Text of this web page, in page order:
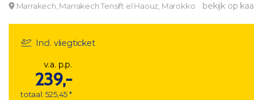
Marrakech, Marrakech Tensift el Haouz, Marokko bekijk op
Incl. vliegticket
v.a. p.p.
239,-
totaal: 525,45 *